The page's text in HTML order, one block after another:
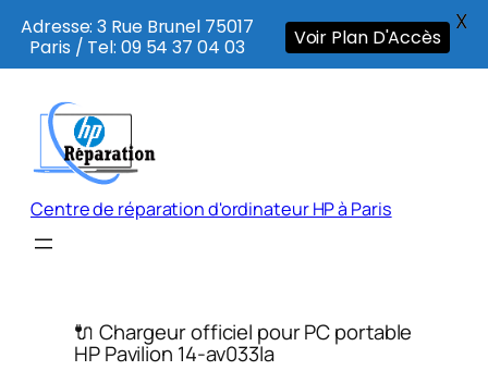
contenu
Centre de réparation d'ordinateur HP à Paris
🔌 Chargeur officiel pour PC portable
HP Pavilion 14-av033la
Adresse: 3 Rue Brunel 75017
Paris / Tel: 09 54 37 04 03
Voir Plan D'Accès
X